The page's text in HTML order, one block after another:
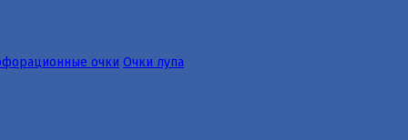
очки Очки лупа